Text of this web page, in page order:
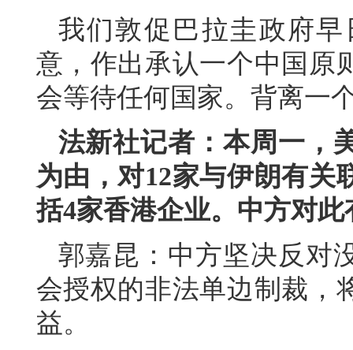
我们敦促巴拉圭政府
意，作出承认一个中国原
会等待任何国家。背离一
法新社记者：本周一，
为由，对12家与伊朗有关
括4家香港企业。中方对此
郭嘉昆：中方坚决反对
会授权的非法单边制裁，
益。